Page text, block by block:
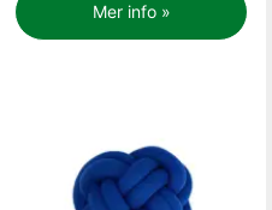
Mer info »